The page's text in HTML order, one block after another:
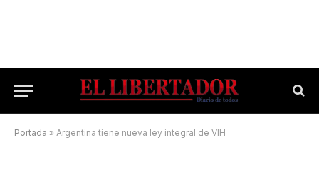
Portada » Argentina tiene nueva ley integral de VIH